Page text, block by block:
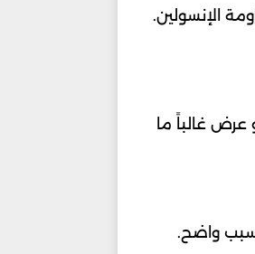
الإنسولين.
غالباً ما
سبب واضح.